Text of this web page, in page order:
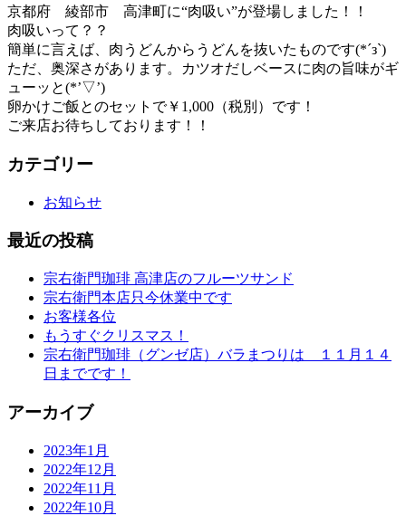
京都府 綾部市 高津町に“肉吸い”が登場しました！！
肉吸いって？？
簡単に言えば、肉うどんからうどんを抜いたものです(*´з`)
ただ、奥深さがあります。カツオだしベースに肉の旨味がギ
ューッと(*’▽’)
卵かけご飯とのセットで￥1,000（税別）です！
ご来店お待ちしております！！
カテゴリー
お知らせ
最近の投稿
宗右衛門珈琲 高津店のフルーツサンド
宗右衛門本店只今休業中です
お客様各位
もうすぐクリスマス！
宗右衛門珈琲（グンゼ店）バラまつりは １１月１４
日までです！
アーカイブ
2023年1月
2022年12月
2022年11月
2022年10月